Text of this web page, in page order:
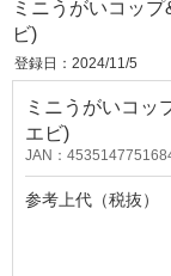
ミニうがいコッ
ビ)
登録日：2024/11/5
ミニうがいコッ
エビ)
JAN：
参考上代（税抜）